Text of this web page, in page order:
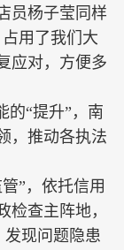
杨子莹同样
用了我们大
应对，方便多
“提升”，南
，推动各执法
”，依托信用
查主阵地，
发现问题隐患